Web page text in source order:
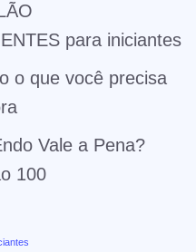
para iniciantes
o que você precisa
Vale a Pena?
100